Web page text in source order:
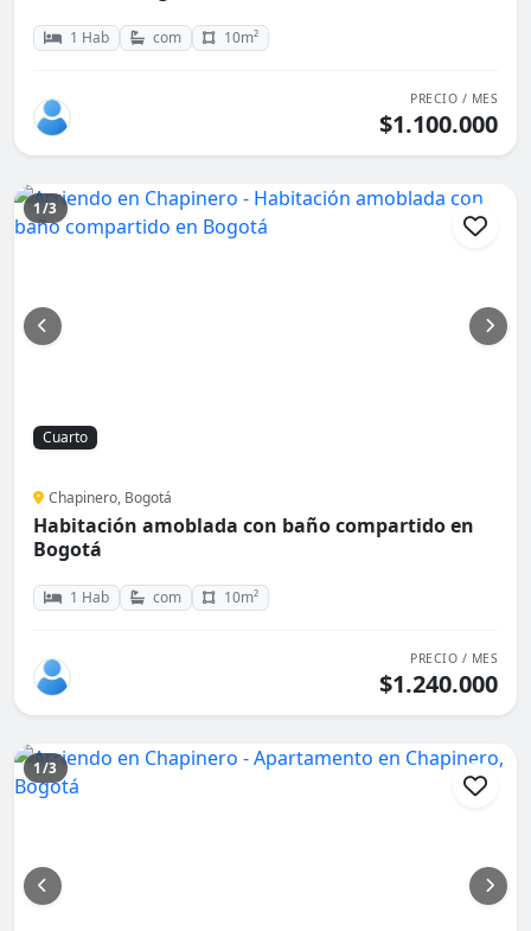
1 Hab com 10m²
PRECIO / MES
$1.100.000
1/3
Cuarto
Chapinero, Bogotá
Habitación amoblada con baño compartido en
Bogotá
1 Hab com 10m²
PRECIO / MES
$1.240.000
1/3